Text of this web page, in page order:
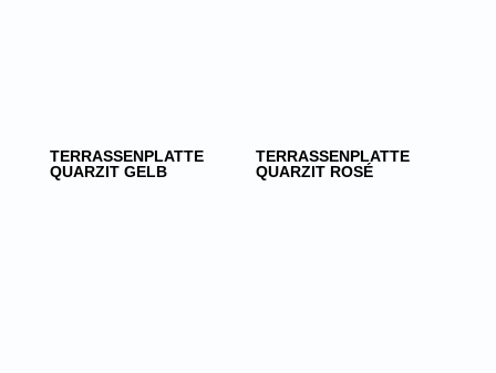
TERRASSENPLATTE
QUARZIT GELB
TERRASSENPLATTE
QUARZIT ROSÉ